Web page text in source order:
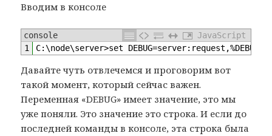
Вводим в консоле
console
JavaScript
1
C:\node\server>set DEBUG=server: request ,%DEBUG
Давайте чуть отвлечемся и проговорим вот
такой момент, который сейчас важен.
Переменная «DEBUG» имеет значение, это мы
уже поняли. Это значение это строка. И если до
последней команды в консоле, эта строка была